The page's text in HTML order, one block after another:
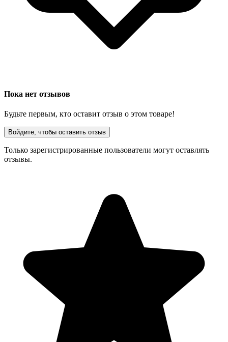
Пока нет отзывов
Будьте первым, кто оставит отзыв о этом товаре!
Войдите, чтобы оставить отзыв
Только зарегистрированные пользователи могут оставлять
отзывы.